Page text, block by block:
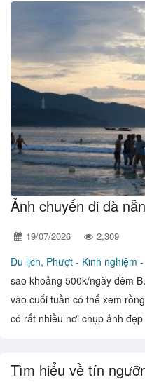
Ảnh chuyến đi đà
19/07/2026 2,309
Du lịch, Phượt - Kinh nghiệm
sao khoảng 500k/ngày đêm
vào cuối tuần có thể xem
có rất nhiều nơi chụp ảnh
Tìm hiểu về tín